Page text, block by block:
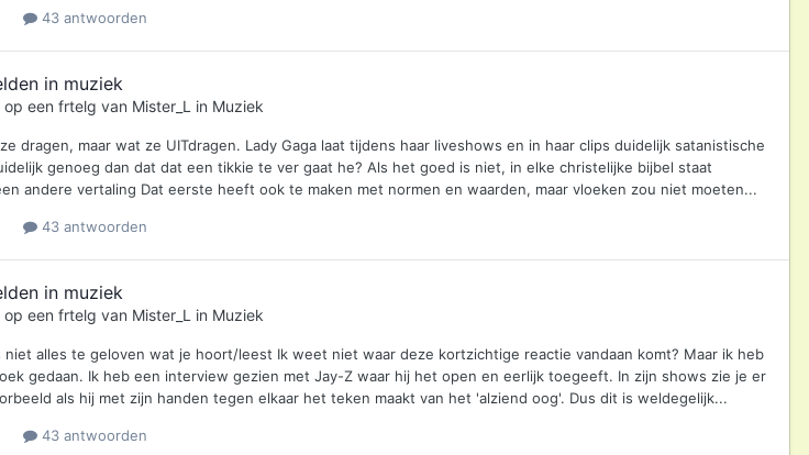
43 antwoorden
in muziek
een frtelg van Mister_L in Muziek
dragen, maar wat ze UITdragen. Lady Gaga laat tijdens haar liveshows en in haar clips duidelijk satanistische
genoeg dan dat dat een tikkie te ver gaat he? Als het goed is niet, in elke christelijke bijbel staat
andere vertaling Dat eerste heeft ook te maken met normen en waarden, maar vloeken zou niet moeten...
43 antwoorden
in muziek
een frtelg van Mister_L in Muziek
niet alles te geloven wat je hoort/leest Ik weet niet waar deze kortzichtige reactie vandaan komt? Maar ik heb
gedaan. Ik heb een interview gezien met Jay-Z waar hij het open en eerlijk toegeeft. In zijn shows zie je er
als hij met zijn handen tegen elkaar het teken maakt van het 'alziend oog'. Dus dit is weldegelijk...
43 antwoorden